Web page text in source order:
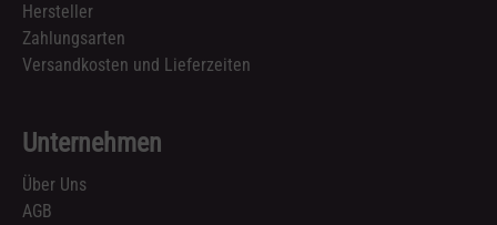
Hersteller
Zahlungsarten
Versandkosten und Lieferzeiten
Unternehmen
Über Uns
AGB